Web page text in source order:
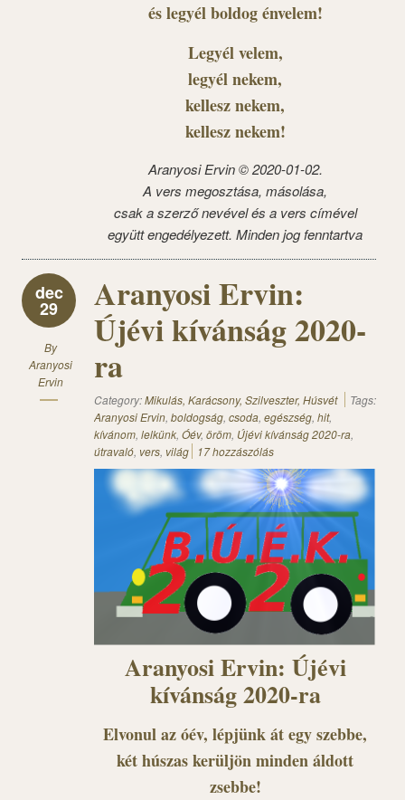
és legyél boldog énvelem!
Legyél velem,
legyél nekem,
kellesz nekem,
kellesz nekem!
Aranyosi Ervin © 2020-01-02.
A vers megosztása, másolása,
csak a szerző nevével és a vers címével
együtt engedélyezett. Minden jog fenntartva
dec
29
By
Aranyosi
Ervin
Aranyosi Ervin:
Újévi kívánság 2020-
ra
Category:Mikulás, Karácsony, Szilveszter, Húsvét
Tags:
Aranyosi Ervin, boldogság, csoda, egészség, hit,
kívánom, lelkünk, Óév, öröm, Újévi kívánság 2020-ra,
útravaló, vers, világ 17 hozzászólás
Aranyosi Ervin: Újévi
kívánság 2020-ra
Elvonul az óév, lépjünk át egy szebbe,
két húszas kerüljön minden áldott
zsebbe!